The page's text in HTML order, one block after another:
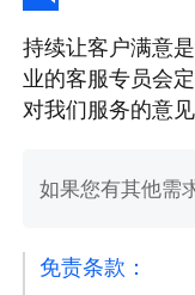
持续让客户满意
业的客服专员会
对我们服务的意
如果您有其他需
免责条款：